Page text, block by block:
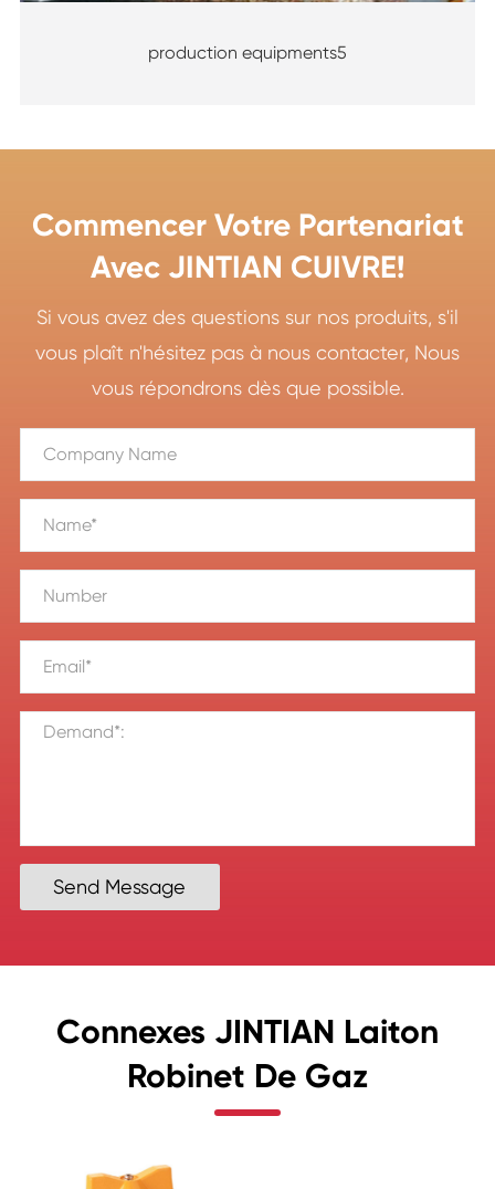
production equipments5
Commencer Votre Partenariat
Avec JINTIAN CUIVRE!
Si vous avez des questions sur nos produits, s'il
vous plaît n'hésitez pas à nous contacter, Nous
vous répondrons dès que possible.
Send Message
Connexes JINTIAN Laiton
Robinet De Gaz